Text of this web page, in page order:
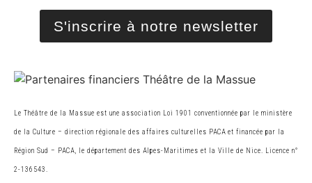
S'inscrire à notre newsletter
Le Théâtre de la Massue est une association Loi 1901 conventionnée par le ministère
de la Culture – direction régionale des affaires culturelles PACA et financée par la
Région Sud – PACA, le département des Alpes-Maritimes et la Ville de Nice. Licence n°
2-136543.